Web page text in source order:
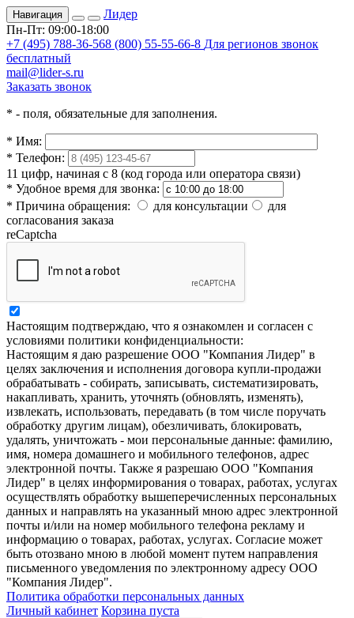
Навигация
Лидер
Пн-Пт: 09:00-18:00
+7 (495) 788-36-568 (800) 55-55-66-8 Для регионов звонок
бесплатный
mail@lider-s.ru
Заказать звонок
* - поля, обязательные для заполнения.
* Имя:
* Телефон:
11 цифр, начиная с 8 (код города или оператора связи)
* Удобное время для звонка:
* Причина обращения: для консультации
для
согласования заказа
reCaptcha
Настоящим подтверждаю, что я ознакомлен и согласен с
условиями политики конфиденциальности:
Настоящим я даю разрешение ООО "Компания Лидер" в
целях заключения и исполнения договора купли-продажи
обрабатывать - собирать, записывать, систематизировать,
накапливать, хранить, уточнять (обновлять, изменять),
извлекать, использовать, передавать (в том числе поручать
обработку другим лицам), обезличивать, блокировать,
удалять, уничтожать - мои персональные данные: фамилию,
имя, номера домашнего и мобильного телефонов, адрес
электронной почты. Также я разрешаю ООО "Компания
Лидер" в целях информирования о товарах, работах, услугах
осуществлять обработку вышеперечисленных персональных
данных и направлять на указанный мною адрес электронной
почты и/или на номер мобильного телефона рекламу и
информацию о товарах, работах, услугах. Согласие может
быть отозвано мною в любой момент путем направления
письменного уведомления по электронному адресу ООО
"Компания Лидер".
Политика обработки персональных данных
Личный кабинет Корзина пуста